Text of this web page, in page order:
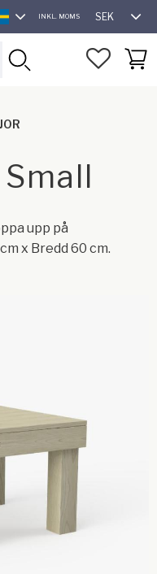
INKL. MOMS SEK
upp på
x Bredd 60 cm.